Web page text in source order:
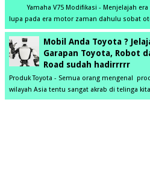
Yamaha V75 Modifikasi - Menjelajah era
lupa pada era motor zaman dahulu sobat
Mobil Anda Toyota ?
Garapan Toyota, Robot
Road sudah hadirrrrr
Produk Toyota - Semua orang mengenal
wilayah Asia tentu sangat akrab di telinga